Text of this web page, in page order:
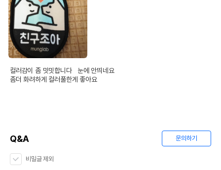
AS책임자와 전화번호
또는 소비자상담 관련
전화번호
단, 상품명에 유통기한 명시된 경우, 해당
유통기한을 따릅니다.
컬러감이 좀 밋밋합니다   눈에 안띄네요
좀더 화려하게 컬러풀한게 좋아요
Q&A 문의하기
비밀글 제외